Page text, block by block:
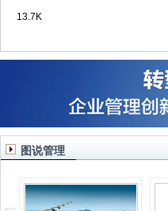
13.7K
图说管理